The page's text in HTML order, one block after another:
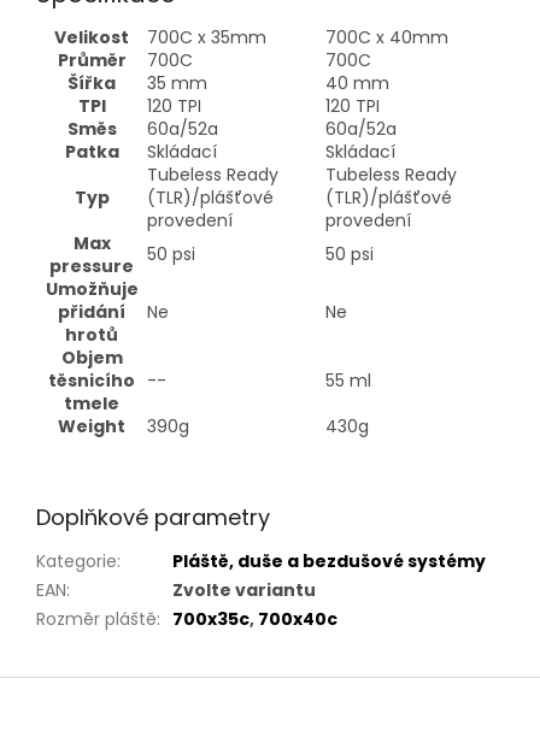
Velikost 700C x 35mm
700C x 40mm
Průměr
700C
700C
Šířka
35 mm
40 mm
TPI
120 TPI
120 TPI
Směs
60a/52a
60a/52a
Patka
Skládací
Skládací
Typ
Tubeless Ready
(TLR)/plášťové
provedení
Tubeless Ready
(TLR)/plášťové
provedení
Max
pressure 50 psi
50 psi
Umožňuje
přidání
hrotů
Ne
Ne
Objem
těsnicího
tmele
--
55 ml
Weight
390g 430g
Doplňkové parametry
Kategorie:
Pláště, duše a bezdušové systémy
EAN:
Zvolte variantu
Rozměr pláště: 700x35c, 700x40c
Z